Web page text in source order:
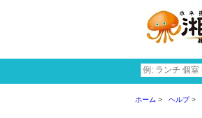
ホーム ヘルプ